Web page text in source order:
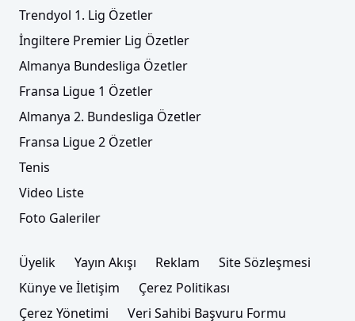
Trendyol 1. Lig Özetler
İngiltere Premier Lig Özetler
Almanya Bundesliga Özetler
Fransa Ligue 1 Özetler
Almanya 2. Bundesliga Özetler
Fransa Ligue 2 Özetler
Tenis
Video Liste
Foto Galeriler
Üyelik Yayın Akışı Reklam
Site Sözleşmesi
Künye ve İletişim
Çerez Politikası
Çerez Yönetimi
Veri Sahibi Başvuru Formu